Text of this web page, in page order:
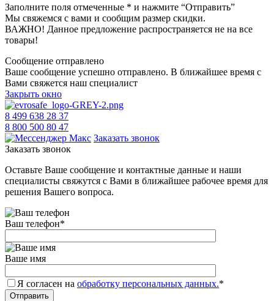
Заполните поля отмеченные * и нажмите “Отправить”
Мы свяжемся с вами и сообщим размер скидки.
ВАЖНО! Данное предложение распространяется не на все
товары!
Сообщение отправлено
Ваше сообщение успешно отправлено. В ближайшее время с
Вами свяжется наш специалист
Закрыть окно
8 499 638 28 37
8 800 500 80 47
Заказать звонок
Заказать звонок
Оставьте Ваше сообщение и контактные данные и наши
специалисты свяжутся с Вами в ближайшее рабочее время для
решения Вашего вопроса.
Ваш телефон*
Ваше имя
Я согласен на обработку персональных данных.*